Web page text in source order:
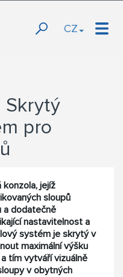
CZ
pro
jejíž
sloupů
a dodatečně
nastavitelnost a
systém je skrytý v
maximální výšku
tím vytváří vizuálně
v obytných